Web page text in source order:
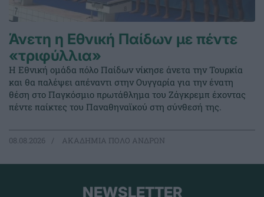
Άνετη η Εθνική Παίδων με πέντε
«τριφύλλια»
Η Εθνική ομάδα πόλο Παίδων νίκησε άνετα την Τουρκία
και θα παλέψει απέναντι στην Ουγγαρία για την ένατη
θέση στο Παγκόσμιο πρωτάθλημα του Ζάγκρεμπ έχοντας
πέντε παίκτες του Παναθηναϊκού στη σύνθεσή της.
08.08.2026 ΑΚΑΔΗΜΙΑ ΠΟΛΟ ΑΝΔΡΩΝ
NEWSLETTER